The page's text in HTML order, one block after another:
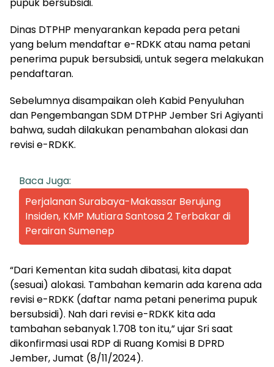
Dinas DTPHP menyarankan kepada pera petani
yang belum mendaftar e-RDKK atau nama petani
penerima pupuk bersubsidi, untuk segera melakukan
pendaftaran.
Sebelumnya disampaikan oleh Kabid Penyuluhan
dan Pengembangan SDM DTPHP Jember Sri Agiyanti
bahwa, sudah dilakukan penambahan alokasi dan
revisi e-RDKK.
Baca Juga:
Perjalanan Surabaya-Makassar Berujung
Insiden, KMP Mutiara Santosa 2 Terbakar di
Perairan Sumenep
“Dari Kementan kita sudah dibatasi, kita dapat
(sesuai) alokasi. Tambahan kemarin ada karena ada
revisi e-RDKK (daftar nama petani penerima pupuk
bersubsidi). Nah dari revisi e-RDKK kita ada
tambahan sebanyak 1.708 ton itu,” ujar Sri saat
dikonfirmasi usai RDP di Ruang Komisi B DPRD
Jember, Jumat (8/11/2024).